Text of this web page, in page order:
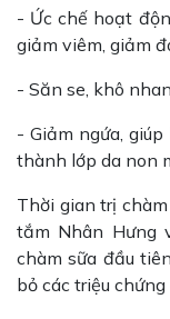
- Ức chế hoạt
giảm viêm, giảm
- Săn se, khô
- Giảm ngứa,
thành lớp da non
Thời gian trị
tắm Nhân Hưng
chàm sữa đầu
bỏ các triệu